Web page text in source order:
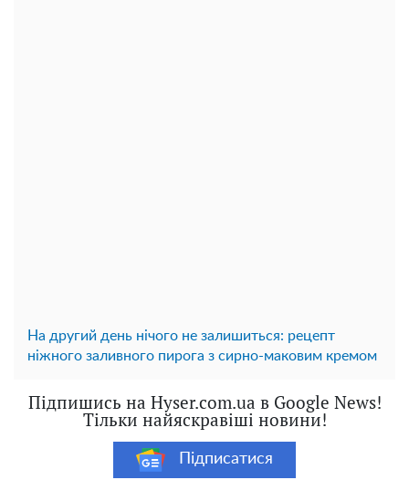
На другий день нічого не залишиться: рецепт
ніжного заливного пирога з сирно-маковим кремом
Підпишись на Hyser.com.ua в Google News!
Тільки найяскравіші новини!
Підписатися